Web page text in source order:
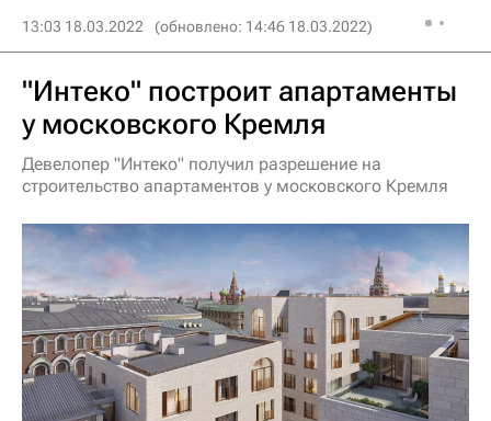
13:03 18.03.2022 (обновлено: 14:46 18.03.2022)
"Интеко" построит апартаменты
у московского Кремля
Девелопер "Интеко" получил разрешение на
строительство апартаментов у московского Кремля